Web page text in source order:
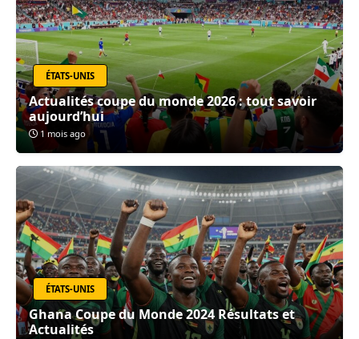
ÉTATS-UNIS
Actualités coupe du monde 2026 : tout savoir
aujourd’hui
1 mois ago
ÉTATS-UNIS
Ghana Coupe du Monde 2024 Résultats et
Actualités